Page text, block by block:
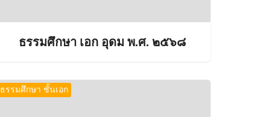
ธรรมศึกษา เอก อุดม พ.ศ. ๒๕๖๘
ธรรมศึกษา ชั้นเอก